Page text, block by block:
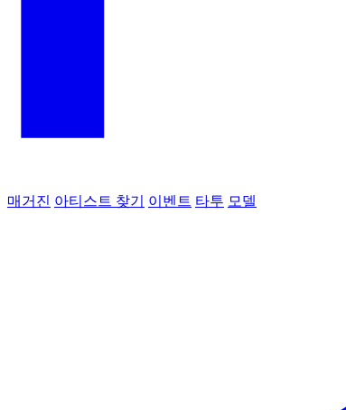
매거진 아티스트 찾기 이벤트 타투 모델